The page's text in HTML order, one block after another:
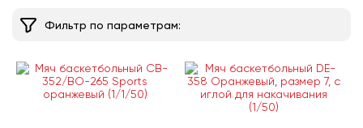
Фильтр по параметрам: